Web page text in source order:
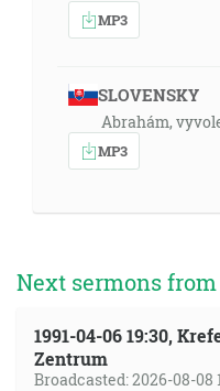
MP3
SLOVENSKY
Abrahám,
MP3
Next sermons
1991-04-06 19:30,
Zentrum
Broadcasted: 2026-08-08